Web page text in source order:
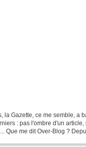
la Gazette, ce me semble, a
: pas l'ombre d'un article,
Que me dit Over-Blog ?